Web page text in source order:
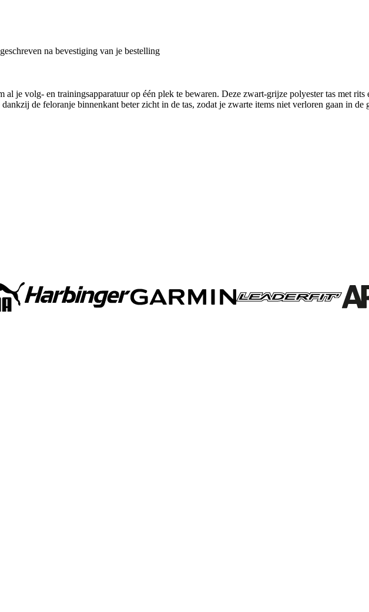
na bevestiging van je bestelling
al je volg- en trainingsapparatuur op één plek te bewaren. Deze zwart-grijze polyester tas met
de feloranje binnenkant beter zicht in de tas, zodat je zwarte items niet verloren gaan in de